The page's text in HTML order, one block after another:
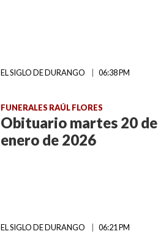
EL SIGLO DE DURANGO 06:38 PM
FUNERALES RAÚL FLORES
Obituario martes 20 de
enero de 2026
EL SIGLO DE DURANGO 06:21 PM